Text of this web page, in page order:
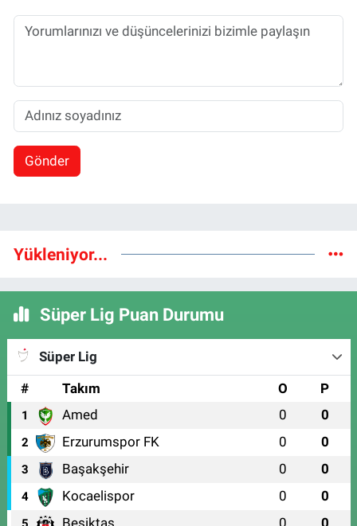
Gönder
Yükleniyor...
Süper Lig Puan Durumu
Süper Lig
#
Takım O P
1 Amed 0 0
2 Erzurumspor FK 0 0
3 Başakşehir 0 0
4 Kocaelispor 0 0